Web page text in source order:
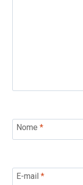
Nome *
E-mail *